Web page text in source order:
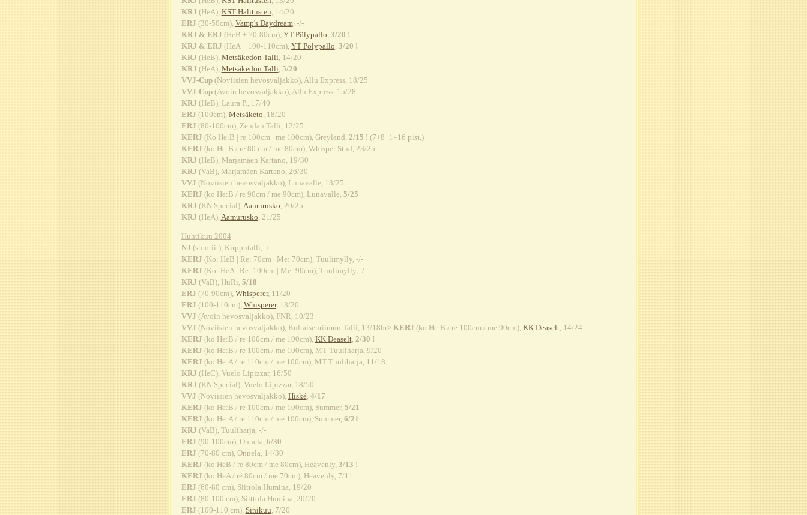
KRJ (HeA), KST Halitusten, 14/20
ERJ (30-50cm), Vamp's Daydream, -/-
KRJ & ERJ (HeB + 70-80cm), YT Pölypallo, 3/20 !
KRJ & ERJ (HeA + 100-110cm), YT Pölypallo, 3/20 !
KRJ (HeB), Metsäkedon Talli, 14/20
KRJ (HeA), Metsäkedon Talli, 5/20
VVJ-Cup(Noviisien hevosvaljakko), Allu Express, 18/25
VVJ-Cup(Avoin hevosvaljakko), Allu Express, 15/28
KRJ (HeB), Laura P., 17/40
ERJ (100cm), Metsäketo, 18/20
ERJ (80-100cm), Zendan Talli, 12/25
KERJ (Ko He:B | re 100cm | me 100cm), Greyland, 2/15 ! (7+8+1=16 pist.)
KERJ (ko He:B / re 80 cm / me 80cm), Whisper Stud, 23/25
KRJ (HeB), Marjamäen Kartano, 19/30
KRJ (VaB), Marjamäen Kartano, 26/30
VVJ (Noviisien hevosvaljakko), Lunavalle, 13/25
KERJ (ko He:B / re 90cm / me 90cm), Lunavalle, 5/25
KRJ (KN Special), Aamurusko, 20/25
KRJ (HeA), Aamurusko, 21/25
Huhtikuu 2004
NJ (sh-oriit), Kirpputalli, -/-
KERJ (Ko: HeB | Re: 70cm | Me: 70cm), Tuulimylly, -/-
KERJ (Ko: HeA | Re: 100cm | Me: 90cm), Tuulimylly, -/-
KRJ (VaB), HuRi, 5/18
ERJ (70-90cm), Whisperer, 11/20
ERJ (100-110cm), Whisperer, 13/20
VVJ (Avoin hevosvaljakko), FNR, 10/23
VVJ (Noviisien hevosvaljakko), Kultaisenriimun Talli, 13/18br> KERJ (ko He:B / re 100cm / me 90cm), KK Deaselt, 14/24
KERJ (ko He:B / re 100cm / me 100cm), KK Deaselt, 2/30 !
KERJ (ko He:B / re 100cm / me 100cm), MT Tuuliharja, 9/20
KERJ (ko He:A / re 110cm / me 100cm), MT Tuuliharja, 11/18
KRJ (HeC), Vuelo Lipizzar, 16/50
KRJ (KN Special), Vuelo Lipizzar, 18/50
VVJ (Noviisien hevosvaljakko), Hiské, 4/17
KERJ (ko He:B / re 100cm / me 100cm), Summer, 5/21
KERJ (ko He:A / re 110cm / me 100cm), Summer, 6/21
KRJ (VaB), Tuuliharja, -/-
ERJ (90-100cm), Onnela, 6/30
ERJ (70-80 cm), Onnela, 14/30
KERJ (ko HeB / re 80cm / me 80cm), Heavenly, 3/13 !
KERJ (ko HeA / re 80cm / me 70cm), Heavenly, 7/11
ERJ (60-80 cm), Siittola Humina, 19/20
ERJ (80-100 cm), Siittola Humina, 20/20
ERJ (100-110 cm), Sinikuu, 7/20